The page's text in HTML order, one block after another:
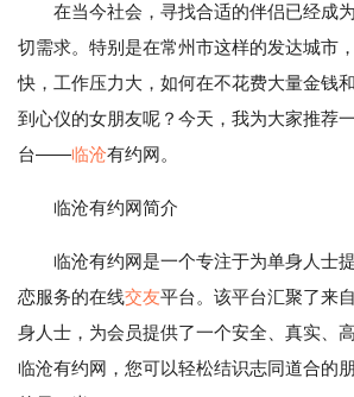
在当今社会，寻找合适的伴侣已经成
切需求。特别是在常州市这样的发达城市
快，工作压力大，如何在不花费大量金钱
到心仪的女朋友呢？今天，我为大家推荐
台——临沧有约网。
临沧有约网简介
临沧有约网是一个专注于为单身人士
恋服务的在线交友平台。该平台汇聚了来
身人士，为会员提供了一个安全、真实、
临沧有约网，您可以轻松结识志同道合的